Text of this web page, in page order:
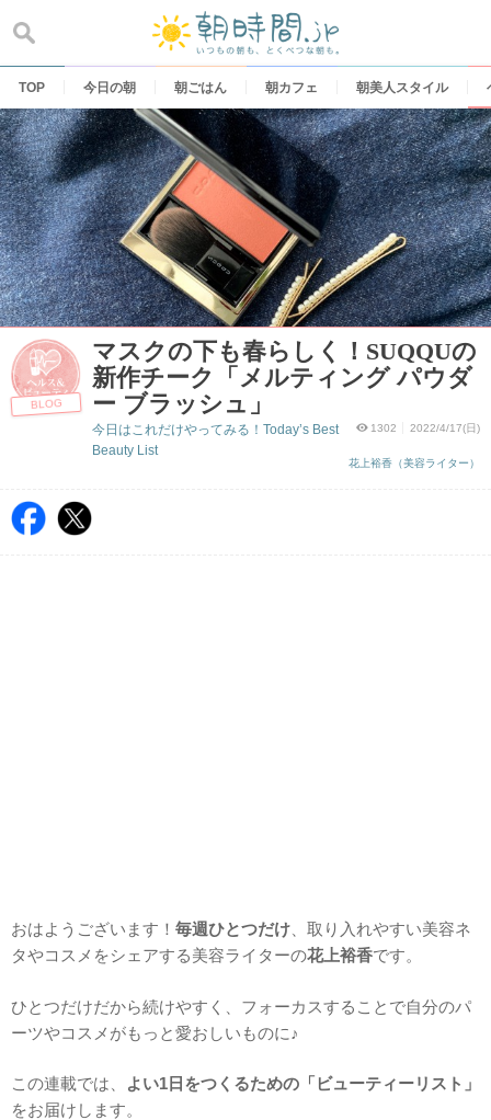
content
TOP 今日の朝 朝ごはん 朝カフェ 朝美人スタイル
BLOG
マスクの下も春らしく！SUQQUの
新作チーク「メルティング パウダ
ー ブラッシュ」
1302 2022/4/17(日)
花上裕香（美容ライター）
今日はこれだけやってみる！Today’s Best
Beauty List
おはようございます！ 毎週ひとつだけ 、取り入れやすい美容ネ
タやコスメをシェアする美容ライターの花上裕香です。
ひとつだけだから続けやすく、フォーカスすることで自分のパ
ーツやコスメがもっと愛おしいものに♪
この連載では、
よい1日をつくるための「ビューティーリスト」
をお届けします。